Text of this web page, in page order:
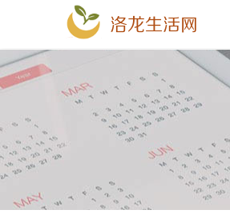
洛龙生活网